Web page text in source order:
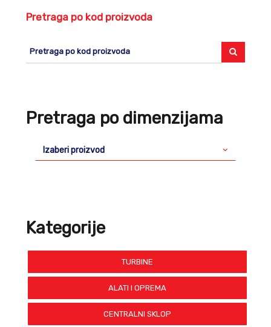
Pretraga po kod proizvoda
Pretraga po dimenzijama
Izaberi proizvod
Kategorije
TURBINE
ALATI I OPREMA
CENTRALNI SKLOP